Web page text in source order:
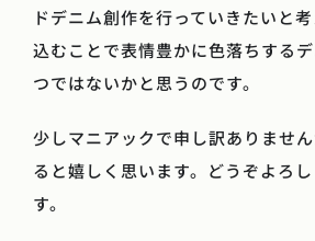
ドデニム創作を行っていきたいと
込むことで表情豊かに色落ちする
つではないかと思うのです。
少しマニアックで申し訳ありませ
ると嬉しく思います。どうぞよろ
す。